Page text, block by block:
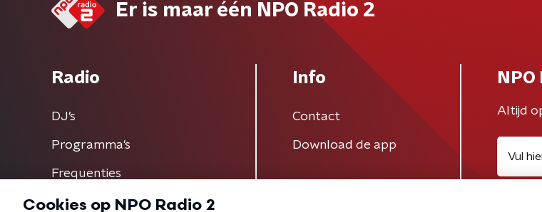
Er is maar één NPO Radio 2
Radio
DJ’s
Programma's
Frequenties
Info
Contact
Download de app
Altijd